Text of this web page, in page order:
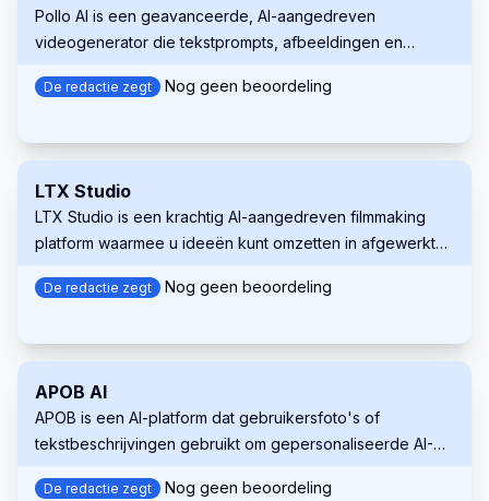
Pollo AI is een geavanceerde, AI-aangedreven
videogenerator die tekstprompts, afbeeldingen en
De redactie zegt Nog geen beoordeling
LTX Studio
LTX Studio is een krachtig AI-aangedreven filmmaking
platform waarmee u ideeën kunt omzetten in afgewerkte
elke fase van het proces.
De redactie zegt Nog geen beoordeling
APOB AI
APOB is een AI-platform dat gebruikersfoto's of
tekstbeschrijvingen gebruikt om gepersonaliseerde AI-
De redactie zegt Nog geen beoordeling